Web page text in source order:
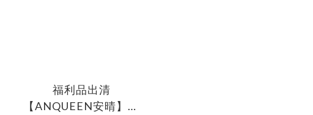
福利品出清
【ANQUEEN安晴】保